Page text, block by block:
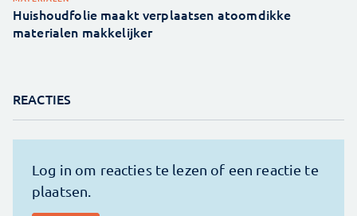
Huishoudfolie maakt verplaatsen atoomdikke
materialen makkelijker
REACTIES